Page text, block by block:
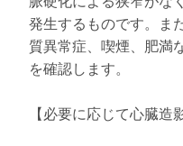
発生するものです。ま
質異常症、喫煙、肥満
を確認します。
【必要に応じて心臓造